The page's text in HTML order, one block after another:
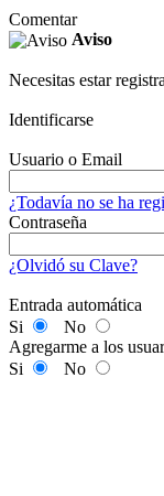
Comentar
Aviso
Necesitas estar
Identificarse
Usuario o Email
¿Todavía no se ha
Contraseña
¿Olvidó su Clave?
Entrada automática
Si
No
Agregarme a los
Si
No